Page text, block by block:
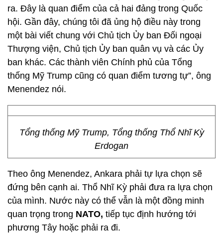
ra. Đây là quan điểm của cả hai đảng trong Quốc
hội. Gần đây, chúng tôi đã ủng hộ điều này trong
một bài viết chung với Chủ tịch Ủy ban Đối ngoại
Thượng viện, Chủ tịch Ủy ban quân vụ và các Ủy
ban khác. Các thành viên Chính phủ của Tổng
thống Mỹ Trump cũng có quan điểm tương tự”, ông
Menendez nói.
Tổng thống Mỹ Trump, Tổng thống Thổ Nhĩ Kỳ
Erdogan
Theo ông Menendez, Ankara phải tự lựa chọn sẽ
đứng bên cạnh ai. Thổ Nhĩ Kỳ phải đưa ra lựa chọn
của mình. Nước này có thể vẫn là một đồng minh
quan trọng trong NATO, tiếp tục định hướng tới
phương Tây hoặc phải ra đi.